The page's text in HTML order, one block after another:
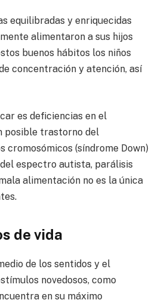
equilibradas y enriquecidas
alimentaron a sus hijos
buenos hábitos los niños
concentración y atención, así
es deficiencias en el
posible trastorno del
(síndrome Down)
espectro autista, parálisis
alimentación no es la única
de vida
de los sentidos y el
novedosos, como
en su máximo